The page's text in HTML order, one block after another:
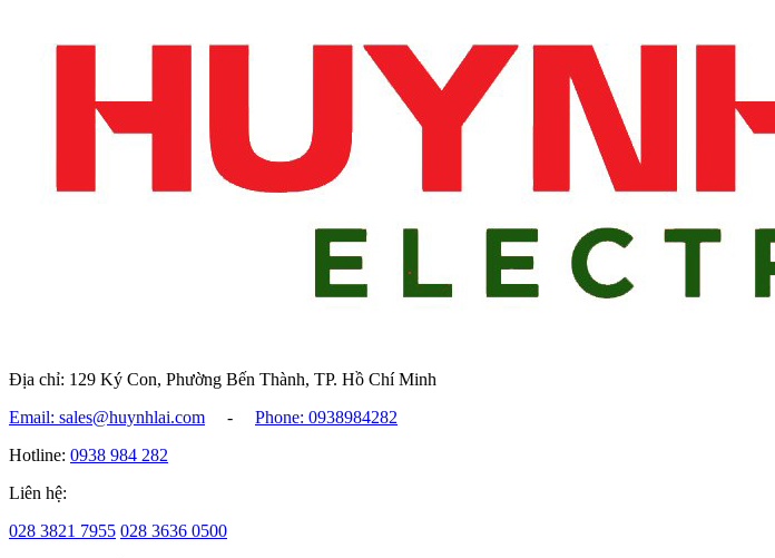
Địa chỉ: 129 Ký Con, Phường Bến Thành, TP. Hồ Chí Minh
Email: sales@huynhlai.com
-
Phone: 0938984282
Hotline: 0938 984 282
Liên hệ:
028 3821 7955 028 3636 0500